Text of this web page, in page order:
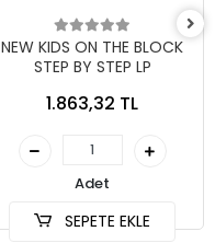
NEW KIDS ON THE BLOCK
STEP BY STEP LP
1.863,32 TL
Adet
SEPETE EKLE